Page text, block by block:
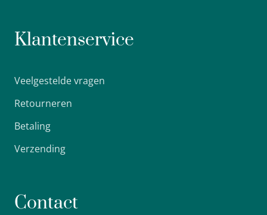
Klantenservice
Veelgestelde vragen
Retourneren
Betaling
Verzending
Contact